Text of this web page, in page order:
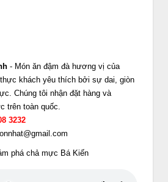
- Món ăn đậm đà hương vị của
khách yêu thích bởi sự dai, giòn
Chúng tôi nhận đặt hàng và
trên toàn quốc.
3232
phá chả mực Bá Kiến